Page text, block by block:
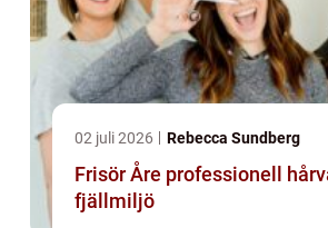
02 juli 2026 Rebecca Sundberg
Frisör Åre professionell hårvård i
fjällmiljö